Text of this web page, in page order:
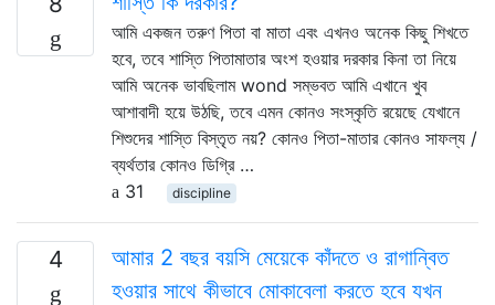
আমি একজন তরুণ পিতা বা মাতা এবং এখনও অনেক কিছু শিখতে
হবে, তবে শাস্তি পিতামাতার অংশ হওয়ার দরকার কিনা তা নিয়ে
আমি অনেক ভাবছিলাম wond সম্ভবত আমি এখানে খুব
আশাবাদী হয়ে উঠছি, তবে এমন কোনও সংস্কৃতি রয়েছে যেখানে
শিশুদের শাস্তি বিস্তৃত নয়? কোনও পিতা-মাতার কোনও সাফল্য /
ব্যর্থতার কোনও ডিগ্রি …
31
discipline
4
আমার 2 বছর বয়সি মেয়েকে কাঁদতে ও রাগান্বিত
হওয়ার সাথে কীভাবে মোকাবেলা করতে হবে যখন